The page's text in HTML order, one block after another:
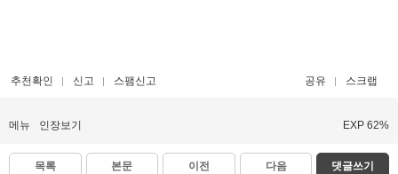
추천확인 신고 스팸신고 공유 스크랩
메뉴 인장보기 EXP 62%
목록 본문 이전 다음 댓글쓰기